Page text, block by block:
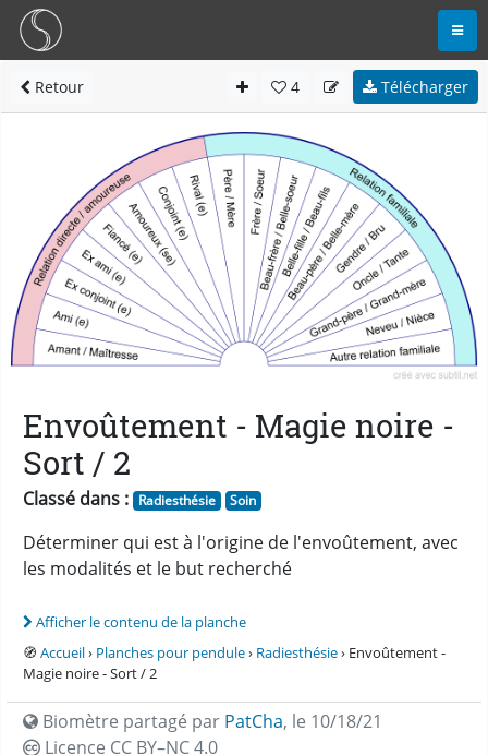
Retour 4 Télécharger
Envoûtement - Magie noire -
Sort / 2
Classé dans : Radiesthésie Soin
Déterminer qui est à l'origine de l'envoûtement, avec
les modalités et le but recherché
Afficher le contenu de la planche
🧭 Accueil› Planches pour pendule› Radiesthésie› Envoûtement -
Magie noire - Sort / 2
Biomètre partagé par PatCha, le 10/18/21
Licence CC BY–NC 4.0